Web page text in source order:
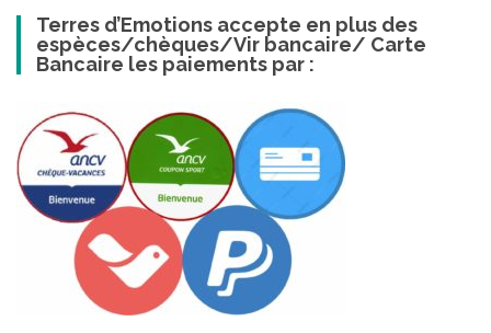
Terres d’Emotions accepte en plus des
espèces/chèques/Vir bancaire/ Carte
Bancaire les paiements par :